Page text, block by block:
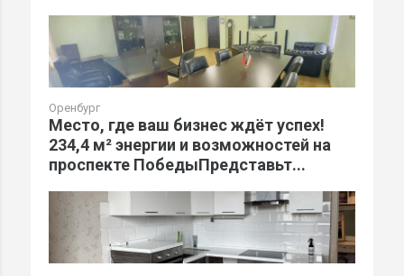
Оренбург
Место, где ваш бизнес ждёт успех!
234,4 м² энергии и возможностей на
проспекте ПобедыПредставьт...